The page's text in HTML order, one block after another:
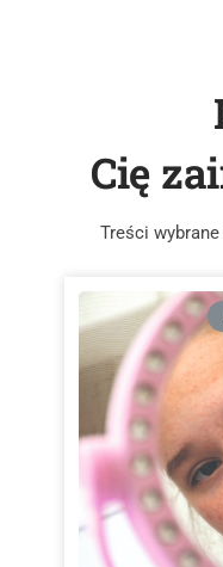
Cię
Treści